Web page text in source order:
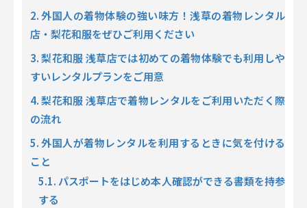
2. 外国人の着物体験の強い味方！浅草の着物レンタル
店・梨花和服をぜひご利用ください
3. 梨花和服 浅草店では初めての着物体験でも利用しや
すいレンタルプランをご用意
4. 梨花和服 浅草店で着物レンタルをご利用いただく際
の流れ
5. 外国人が着物レンタルを利用するときに気を付ける
こと
5.1. パスポートをはじめ本人確認ができる書類を持参
する